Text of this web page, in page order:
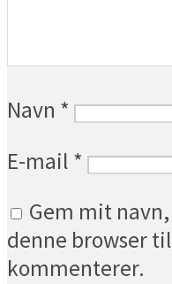
Navn *
E-mail *
Gem mit
denne browser
kommenterer.